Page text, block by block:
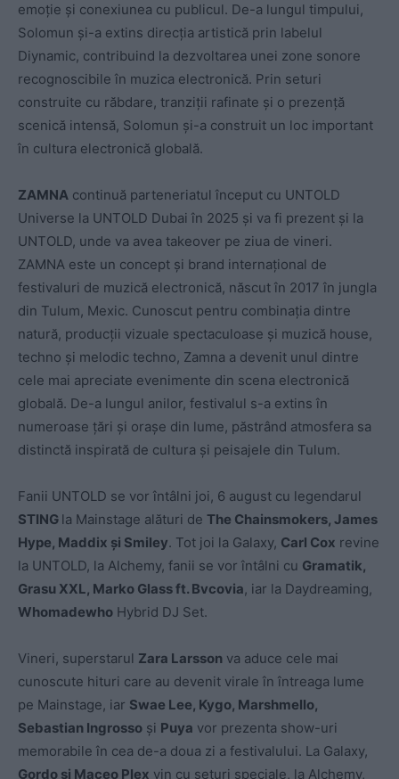
emoție și conexiunea cu publicul. De-a lungul timpului,
Solomun și-a extins direcția artistică prin labelul
Diynamic, contribuind la dezvoltarea unei zone sonore
recognoscibile în muzica electronică. Prin seturi
construite cu răbdare, tranziții rafinate și o prezență
scenică intensă, Solomun și-a construit un loc important
în cultura electronică globală.
ZAMNA continuă parteneriatul început cu UNTOLD
Universe la UNTOLD Dubai în 2025 și va fi prezent și la
UNTOLD, unde va avea takeover pe ziua de vineri.
ZAMNA este un concept și brand internațional de
festivaluri de muzică electronică, născut în 2017 în jungla
din Tulum, Mexic. Cunoscut pentru combinația dintre
natură, producții vizuale spectaculoase și muzică house,
techno și melodic techno, Zamna a devenit unul dintre
cele mai apreciate evenimente din scena electronică
globală. De-a lungul anilor, festivalul s-a extins în
numeroase țări și orașe din lume, păstrând atmosfera sa
distinctă inspirată de cultura și peisajele din Tulum.
Fanii UNTOLD se vor întâlni joi, 6 august cu legendarul
STING la Mainstage alături de The Chainsmokers, James
Hype, Maddix și Smiley. Tot joi la Galaxy, Carl Cox revine
la UNTOLD, la Alchemy, fanii se vor întâlni cu Gramatik,
Grasu XXL, Marko Glass ft. Bvcovia, iar la Daydreaming,
Whomadewho Hybrid DJ Set.
Vineri, superstarul Zara Larsson va aduce cele mai
cunoscute hituri care au devenit virale în întreaga lume
pe Mainstage, iar Swae Lee, Kygo, Marshmello,
Sebastian Ingrosso și Puya vor prezenta show-uri
memorabile în cea de-a doua zi a festivalului. La Galaxy,
Gordo și Maceo Plex vin cu seturi speciale, la Alchemy,